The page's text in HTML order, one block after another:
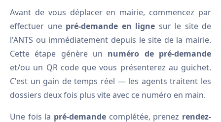
Avant de vous déplacer en mairie, commencez par
effectuer une pré-demande en ligne sur le site de
l'ANTS ou immédiatement depuis le site de la mairie.
Cette étape génère un numéro de pré-demande
et/ou un QR code que vous présenterez au guichet.
C'est un gain de temps réel — les agents traitent les
dossiers deux fois plus vite avec ce numéro en main.
Une fois la pré-demande complétée, prenez rendez-